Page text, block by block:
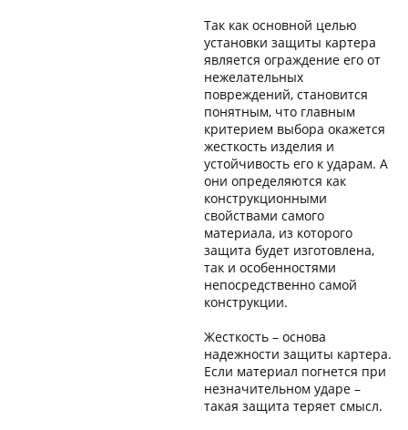
Так как основной целью
установки защиты картера
является ограждение его от
нежелательных
повреждений, становится
понятным, что главным
критерием выбора окажется
жесткость изделия и
устойчивость его к ударам. А
они определяются как
конструкционными
свойствами самого
материала, из которого
защита будет изготовлена,
так и особенностями
непосредственно самой
конструкции.
Жесткость – основа
надежности защиты картера.
Если материал погнется при
незначительном ударе –
такая защита теряет смысл.